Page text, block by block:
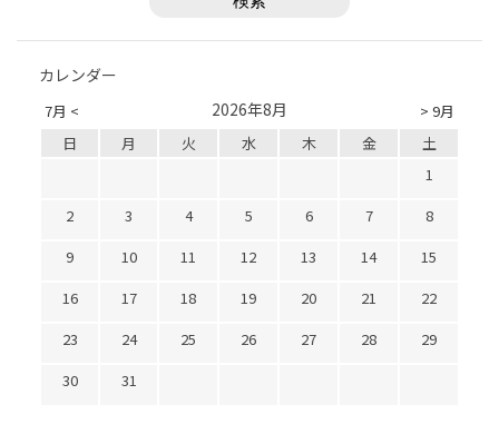
カレンダー
7月 < > 9月
2026年8月
日 月 火 水 木 金
土
1
2
3 4 5 6 7
8
9
10 11 12 13 14
15
16
17 18 19 20 21
22
23
24 25 26 27 28
29
30
31